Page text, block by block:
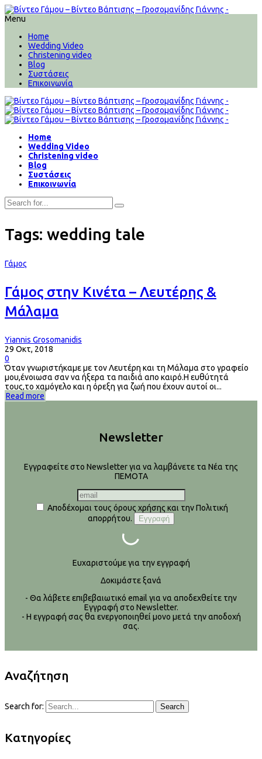
Menu
Home
Wedding Video
Christening video
Blog
Συστάσεις
Επικοινωνία
Home
Wedding Video
Christening video
Blog
Συστάσεις
Επικοινωνία
Tags: wedding tale
Γάμος
Γάμος στην Κινέτα – Λευτέρης &
Μάλαμα
Yiannis Grosomanidis
29 Οκτ, 2018
0
Όταν γνωριστήκαμε με τον Λευτέρη και τη Μάλαμα στο γραφείο
μου,ένοιωσα σαν να ήξερα τα παιδιά απο καιρό.Η ευθύτητά
τους,το χαμόγελο και η όρεξη για ζωή που έχουν αυτοί οι...
Read more
Newsletter
Εγγραφείτε στο Newsletter για να λαμβάνετε τα Νέα της
ΠΕΜΟΤΑ
Αποδέχομαι τους όρους χρήσης και την Πολιτική
απορρήτου.
Ευχαριστούμε για την εγγραφή
Δοκιμάστε ξανά
- Θα λάβετε επιβεβαιωτικό email για να αποδεχθείτε την
Εγγραφή στο Newsletter.
- Η εγγραφή σας θα ενεργοποιηθεί μονο μετά την αποδοχή
σας.
Αναζήτηση
Search for: Search
Kατηγορίες